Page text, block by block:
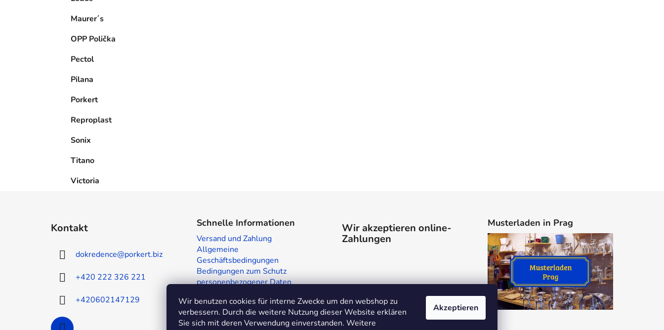
Wir benutzen cookies für interne Zwecke um den webshop zu
verbessern. Durch die weitere Nutzung dieser Website erklären
Sie sich mit deren Verwendung einverstanden. Weitere
Akzeptieren
Maurer´s
OPP Polička
Pectol
Pilana
Porkert
Reproplast
Sonix
Titano
Victoria
Kontakt
dokredence@porkert.biz
+420 222 326 221
+420602147129
Schnelle Informationen
Versand und Zahlung
Allgemeine
Geschäftsbedingungen
Bedingungen zum Schutz
personenbezogener Daten
Kontakte
Wir akzeptieren online-
Zahlungen
Musterladen in Prag